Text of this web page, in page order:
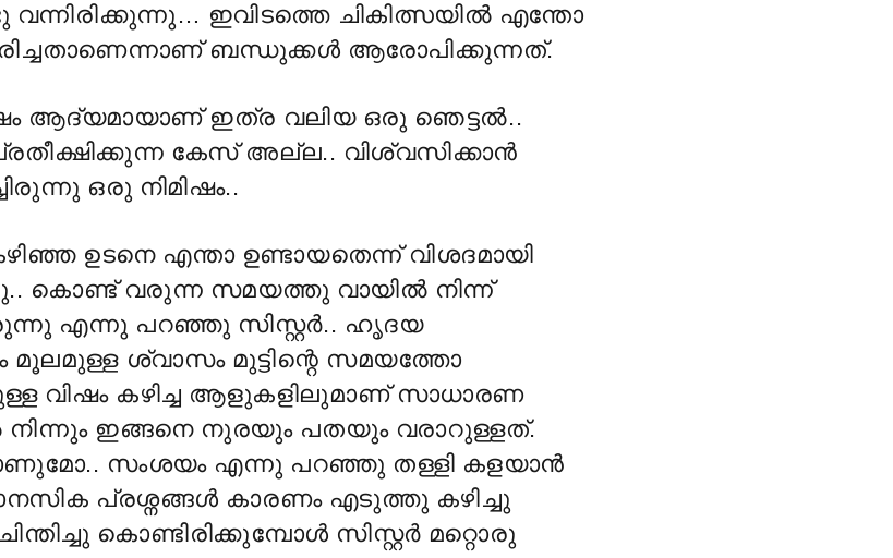
വന്നിരിക്കുന്നു… ഇവിടത്തെ ചികിത്സയിൽ എന്തോ
ബന്ധുക്കൾ ആരോപിക്കുന്നത്.
ആദ്യമായാണ് ഇത്ര വലിയ ഒരു ഞെട്ടൽ..
കേസ് അല്ല.. വിശ്വസിക്കാൻ
ഒരു നിമിഷം..
ഉടനെ എന്താ ഉണ്ടായതെന്ന് വിശദമായി
കൊണ്ട് വരുന്ന സമയത്തു വായിൽ നിന്ന്
എന്നു പറഞ്ഞു സിസ്റ്റർ.. ഹൃദയ
ശ്വാസം മുട്ടിന്റെ സമയത്തോ
വിഷം കഴിച്ച ആളുകളിലുമാണ് സാധാരണ
നിന്നും ഇങ്ങനെ നുരയും പതയും വരാറുള്ളത്.
സംശയം എന്നു പറഞ്ഞു തള്ളി കളയാൻ
പ്രശ്നങ്ങൾ കാരണം എടുത്തു കഴിച്ചു
കൊണ്ടിരിക്കുമ്പോൾ സിസ്റ്റർ മറ്റൊരു